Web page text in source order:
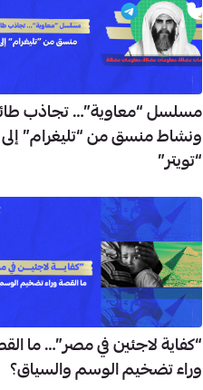
مسلسل “معاوية”… تجاذب
ونشاط منسق من “تليغرام” إلى
“تويتر”
“كفاية لاجئين في مصر”… ما
وراء تضخيم الوسم والسياق؟